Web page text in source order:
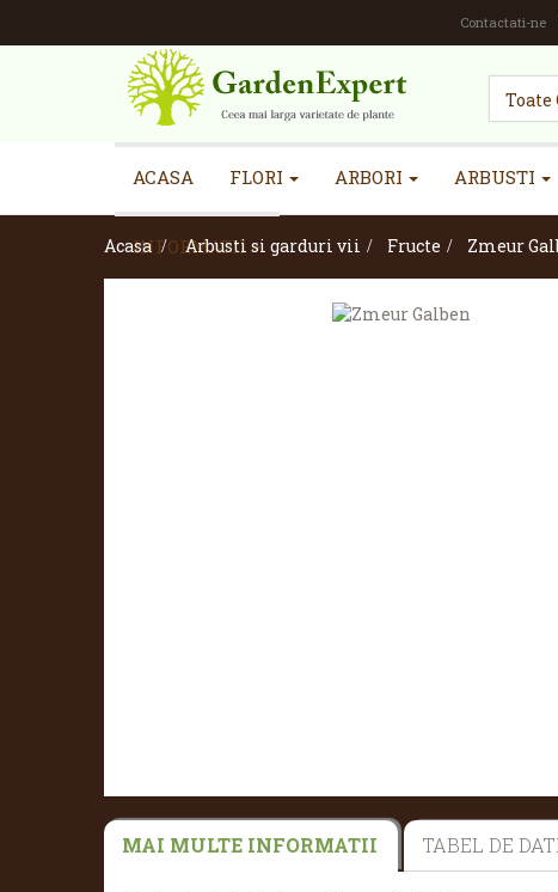
Contactati-ne
ACASA FLORI ARBORI ARBUSTI
INFORMATII
Acasa > Arbusti si garduri vii > Fructe > Zmeur
MAI MULTE INFORMATII TABEL DE